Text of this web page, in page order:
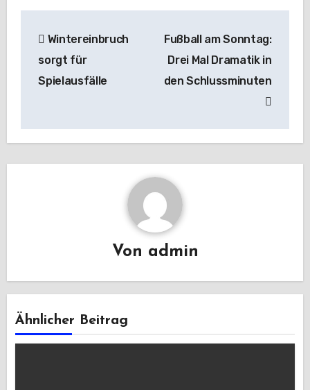
Wintereinbruch
sorgt für
Spielausfälle
Fußball am Sonntag:
Drei Mal Dramatik in
den Schlussminuten
Von admin
Ähnlicher Beitrag